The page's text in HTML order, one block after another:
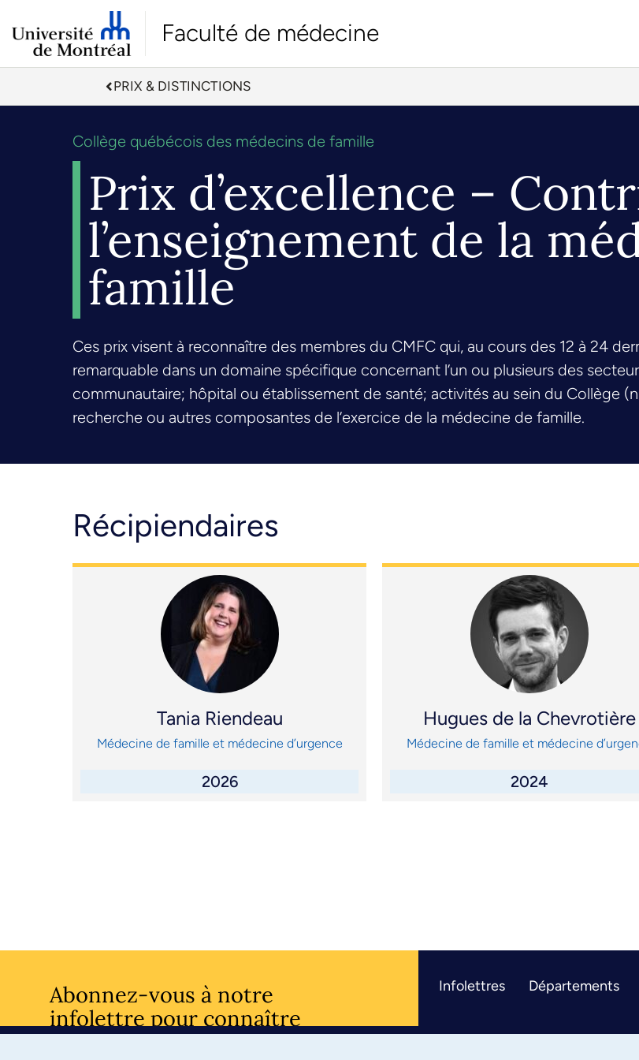
Faculté de médecine
PRIX & DISTINCTIONS
Collège québécois des médecins de famille
Prix d’excellence –
l’enseignement de la
famille
Ces prix visent à reconnaître des membres du CMFC qui, au cours des 12 à 24
remarquable dans un domaine spécifique concernant l’un ou plusieurs des
communautaire; hôpital ou établissement de santé; activités au sein du Collège
recherche ou autres composantes de l’exercice de la médecine de famille.
Récipiendaires
Tania Riendeau
Médecine de famille et médecine d’urgence
2026
Hugues de la Chevrotière
Médecine de famille et médecine
2024
Abonnez-vous à notre
infolettre pour connaître
l’actualité facultaire
Infolettres Départements